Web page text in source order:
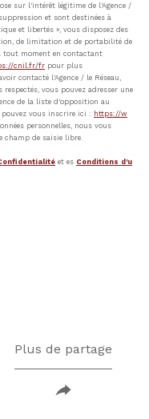
sur l'intérêt légitime de l'Agence /
et sont destinées à
et libertés », vous disposez des
de limitation et de portabilité de
tout moment en contactant
cnil.fr/fr pour plus
contacté l'Agence / le Réseau,
vous pouvez adresser une
de la liste d'opposition au
pouvez vous inscrire ici : https://w
personnelles, nous vous
champ de saisie libre.
et es Conditions d'u
Plus de partage